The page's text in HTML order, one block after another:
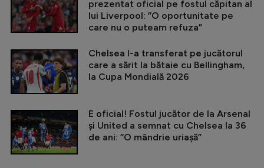
prezentat oficial pe fostul căpitan al
lui Liverpool: ”O oportunitate pe
care nu o puteam refuza”
Chelsea l-a transferat pe jucătorul
care a sărit la bătaie cu Bellingham,
la Cupa Mondială 2026
E oficial! Fostul jucător de la Arsenal
și United a semnat cu Chelsea la 36
de ani: ”O mândrie uriașă”